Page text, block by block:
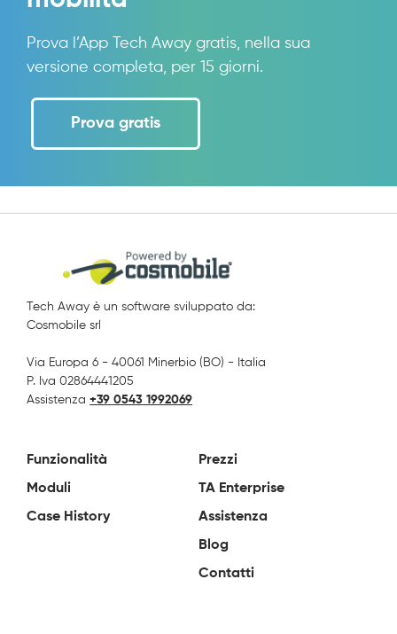
Prova l’App Tech Away gratis, nella sua
versione completa, per 15 giorni.
Prova gratis
Tech Away è un software sviluppato da:
Cosmobile srl
Via Europa 6 - 40061 Minerbio (BO) - Italia
P. Iva 02864441205
Assistenza +39 0543 1992069
Funzionalità
Moduli
Case History
Prezzi
TA Enterprise
Assistenza
Blog
Contatti